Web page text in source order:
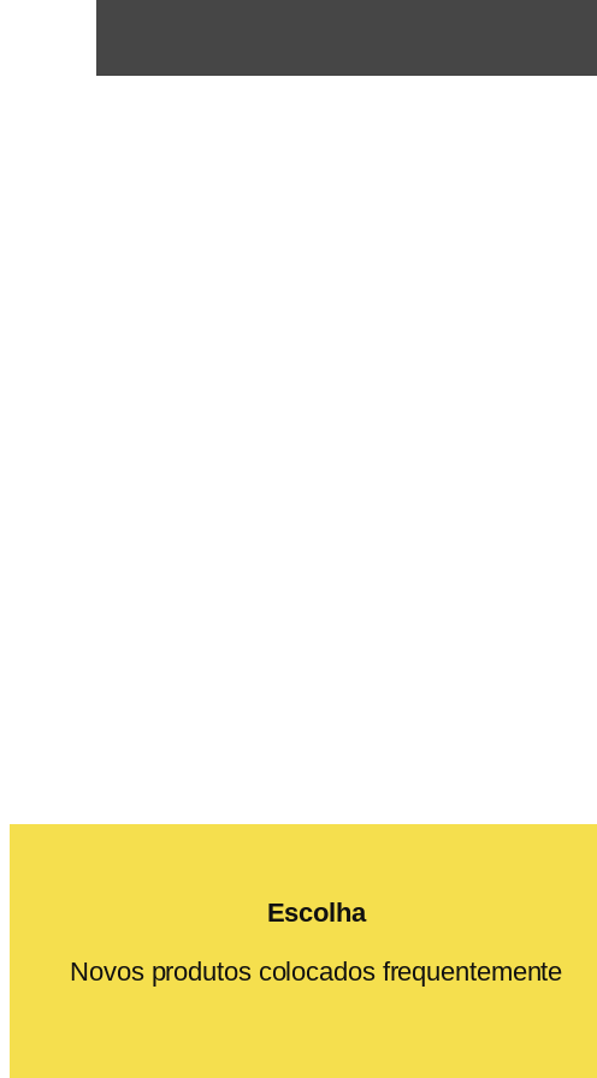
Escolha
Novos produtos colocados frequentemente